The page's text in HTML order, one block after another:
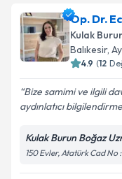
takvim
E-posta
Kişisel
kapsamda
Op. Dr.
Kulak
Balıkesir,
4.9 (12
Bize samimi ve ilgili
aydınlatıcı
Kulak Burun Boğaz
150 Evler, Atatürk Cad No